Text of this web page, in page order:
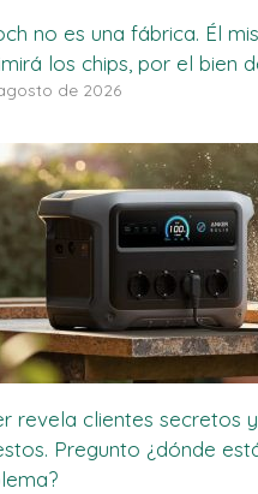
no es una fábrica. Él
los chips, por el bien
de 2026
revela clientes secretos y
Pregunto ¿dónde